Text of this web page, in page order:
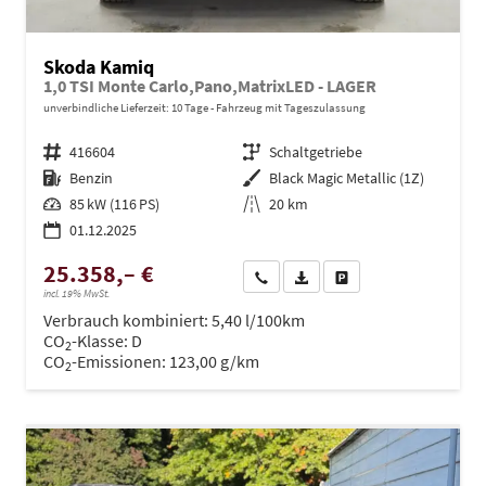
Skoda Kamiq
1,0 TSI Monte Carlo,Pano,MatrixLED - LAGER
unverbindliche Lieferzeit: 10 Tage Fahrzeug mit Tageszulassung
Fahrzeugnr. 416604 Getriebe Schaltgetriebe
Kraftstoff Benzin Außenfarbe Black Magic Metallic (1Z)
Leistung 85 kW (116 PS) Kilometerstand 20 km
01.12.2025
25.358,– €
incl. 19% MwSt.
Wir rufen Sie anPDF-Datei, Fahrzeugexposé
Verbrauch kombiniert: 5,40 l/100km
CO2-Klasse: D
CO2-Emissionen: 123,00 g/km